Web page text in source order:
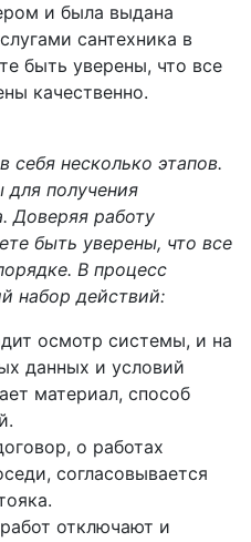
и была выдана
сантехника в
быть уверены, что все
качественно.
себя несколько этапов.
получения
Доверяя работу
быть уверены, что все
В процесс
набор действий:
осмотр системы, и на
данных и условий
материал, способ
о работах
согласовывается
отключают и